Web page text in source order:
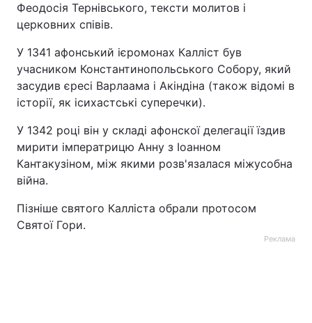
Феодосія Тернівського, тексти молитов і
церковних співів.
У 1341 афонський ієромонах Калліст був
учасником Константинопольського Собору, який
засудив єресі Варлаама і Акіндіна (також відомі в
історії, як ісихастські суперечки).
У 1342 році він у складі афонскої делегації їздив
мирити імператрицю Анну з Іоанном
Кантакузіном, між якими розв'язалася міжусобна
війна.
Пізніше святого Калліста обрали протосом
Святої Гори.
Реклама